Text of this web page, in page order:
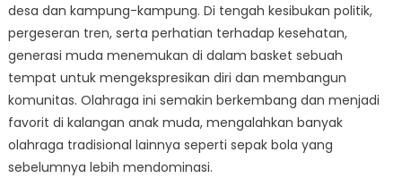
Generasi
Muda
di
Kampung
Indonesia
desa dan kampung-kampung. Di tengah kesibukan politik,
pergeseran tren, serta perhatian terhadap kesehatan,
generasi muda menemukan di dalam basket sebuah
tempat untuk mengekspresikan diri dan membangun
komunitas. Olahraga ini semakin berkembang dan menjadi
favorit di kalangan anak muda, mengalahkan banyak
olahraga tradisional lainnya seperti sepak bola yang
sebelumnya lebih mendominasi.